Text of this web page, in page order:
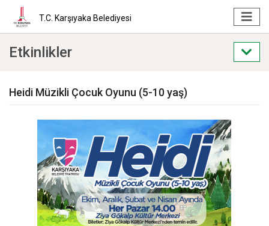
T.C. Karşıyaka Belediyesi
Etkinlikler
Heidi Müzikli Çocuk Oyunu (5-10 yaş)